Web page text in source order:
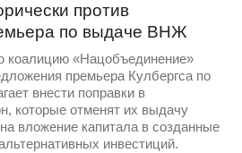
против
по выдаче ВНЖ
коалицию «Нацобъединение»
премьера Кулбергса по
внести поправки в
которые отменят их выдачу
вложение капитала в созданные
инвестиций.